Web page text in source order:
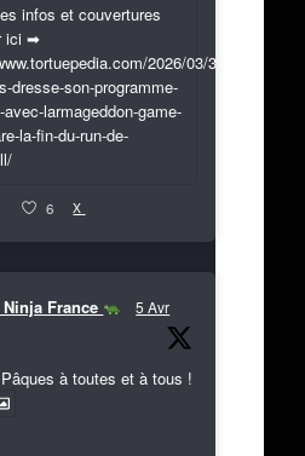
infos et couvertures
ici ➡
2026/03/31/exclusif-
dresse-son-programme-
avec-larmageddon-game-
la-fin-du-run-de-
6 X
France 5 Avr
à toutes et à tous !